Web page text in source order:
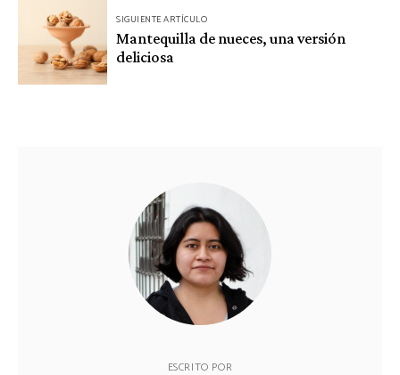
SIGUIENTE ARTÍCULO
Mantequilla de nueces, una versión
deliciosa
ESCRITO POR